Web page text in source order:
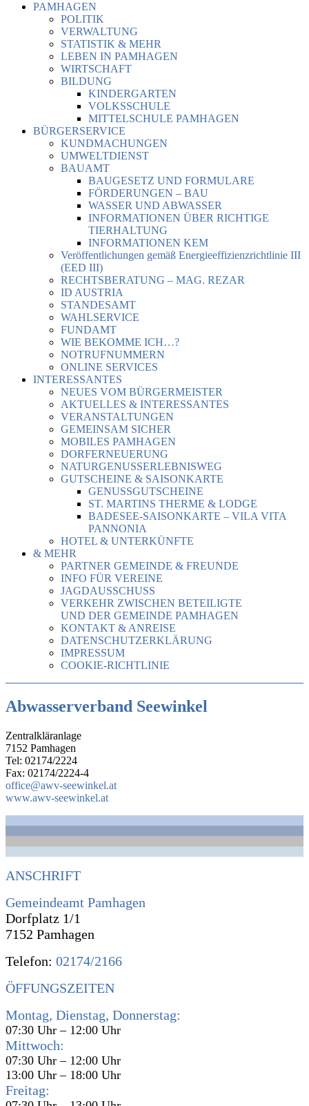
PAMHAGEN
POLITIK
VERWALTUNG
STATISTIK & MEHR
LEBEN IN PAMHAGEN
WIRTSCHAFT
BILDUNG
KINDERGARTEN
VOLKSSCHULE
MITTELSCHULE PAMHAGEN
BÜRGERSERVICE
KUNDMACHUNGEN
UMWELTDIENST
BAUAMT
BAUGESETZ UND FORMULARE
FÖRDERUNGEN – BAU
WASSER UND ABWASSER
INFORMATIONEN ÜBER RICHTIGE
TIERHALTUNG
INFORMATIONEN KEM
Veröffentlichungen gemäß Energieeffizienzrichtlinie III
(EED III)
RECHTSBERATUNG – MAG. REZAR
ID AUSTRIA
STANDESAMT
WAHLSERVICE
FUNDAMT
WIE BEKOMME ICH…?
NOTRUFNUMMERN
ONLINE SERVICES
INTERESSANTES
NEUES VOM BÜRGERMEISTER
AKTUELLES & INTERESSANTES
VERANSTALTUNGEN
GEMEINSAM SICHER
MOBILES PAMHAGEN
DORFERNEUERUNG
NATURGENUSSERLEBNISWEG
GUTSCHEINE & SAISONKARTE
GENUSSGUTSCHEINE
ST. MARTINS THERME & LODGE
BADESEE-SAISONKARTE – VILA VITA
PANNONIA
HOTEL & UNTERKÜNFTE
& MEHR
PARTNER GEMEINDE & FREUNDE
INFO FÜR VEREINE
JAGDAUSSCHUSS
VERKEHR ZWISCHEN BETEILIGTE
UND DER GEMEINDE PAMHAGEN
KONTAKT & ANREISE
DATENSCHUTZERKLÄRUNG
IMPRESSUM
COOKIE-RICHTLINIE
Abwasserverband Seewinkel
Zentralkläranlage
7152 Pamhagen
Tel: 02174/2224
Fax: 02174/2224-4
office@awv-seewinkel.at
www.awv-seewinkel.at
ANSCHRIFT
Gemeindeamt Pamhagen
Dorfplatz 1/1
7152 Pamhagen
Telefon: 02174/2166
ÖFFUNGSZEITEN
Montag, Dienstag, Donnerstag:
07:30 Uhr – 12:00 Uhr
Mittwoch:
07:30 Uhr – 12:00 Uhr
13:00 Uhr – 18:00 Uhr
Freitag: